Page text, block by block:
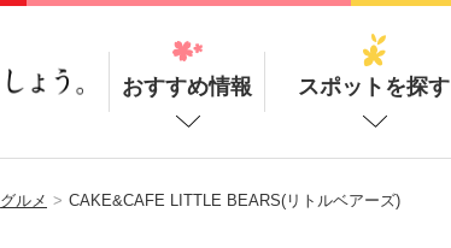
おすすめ情報 スポットを探す
グルメ CAKE&CAFE LITTLE BEARS(リトルベアーズ)